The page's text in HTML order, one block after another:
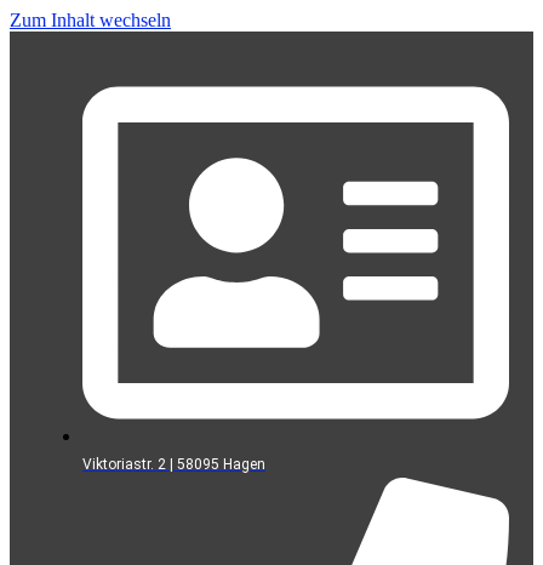
Zum Inhalt wechseln
Viktoriastr. 2 | 58095 Hagen